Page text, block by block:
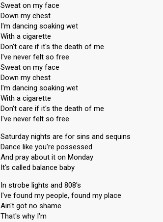
Sweat on my face
Down my chest
I'm dancing soaking wet
With a cigarette
Don't care if it's the death of me
I've never felt so free
Sweat on my face
Down my chest
I'm dancing soaking wet
With a cigarette
Don't care if it's the death of me
I've never felt so free
Saturday nights are for sins and sequins
Dance like you're possessed
And pray about it on Monday
It's called balance baby
In strobe lights and 808's
I've found my people, found my place
Ain't got no shame
That's why I'm